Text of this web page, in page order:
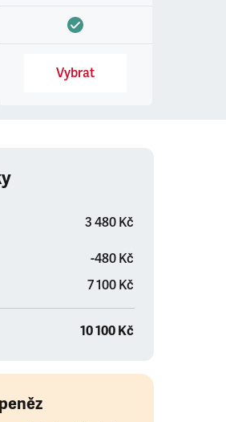
Vybrat
3 480 Kč
-480 Kč
7 100 Kč
10 100 Kč